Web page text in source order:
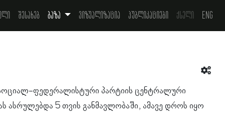
შესახებ ბაზა ვიზუალიზაცია პუბლიკაციები ქსელი Eng
ფედერალისტური პარტიის ცენტრალური
ასრულებდა 5 თვის განმავლობაში, ამავე დროს იყო